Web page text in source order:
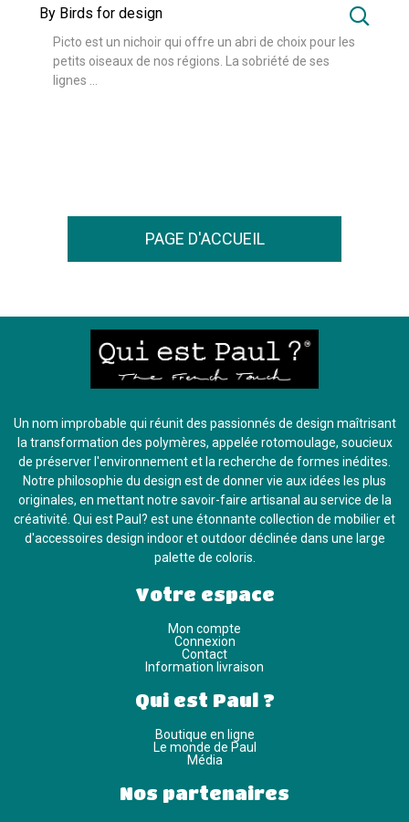
By Birds for design
Picto est un nichoir qui offre un abri de choix pour les
petits oiseaux de nos régions. La sobriété de ses
lignes ...
Un nom improbable qui réunit des passionnés de design maîtrisant
la transformation des polymères, appelée rotomoulage, soucieux
de préserver l'environnement et la recherche de formes inédites.
Notre philosophie du design est de donner vie aux idées les plus
originales, en mettant notre savoir-faire artisanal au service de la
créativité. Qui est Paul? est une étonnante collection de mobilier et
d'accessoires design indoor et outdoor déclinée dans une large
palette de coloris.
Votre espace
Mon compte
Connexion
Contact
Information livraison
Qui est Paul ?
Boutique en ligne
Le monde de Paul
Média
Nos partenaires